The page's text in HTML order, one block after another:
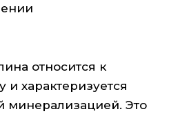
относится к
характеризуется
минерализацией. Это